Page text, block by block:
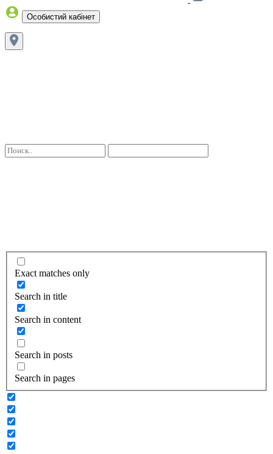
Особистий кабінет
Exact matches only
Search in title
Search in content
Search in posts
Search in pages